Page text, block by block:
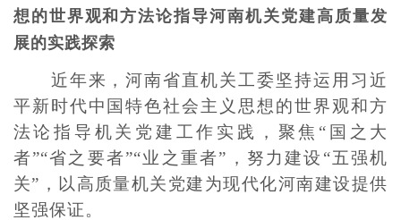
想的世界观和方法论指导河南机关党建高质量发
展的实践探索
近年来，河南省直机关工委坚持运用习近
平新时代中国特色社会主义思想的世界观和方
法论指导机关党建工作实践，聚焦“国之大
者”“省之要者”“业之重者”，努力建设“五强机
关”，以高质量机关党建为现代化河南建设提供
坚强保证。